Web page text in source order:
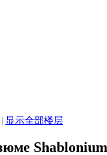
| 显示全部楼层
Shablonium